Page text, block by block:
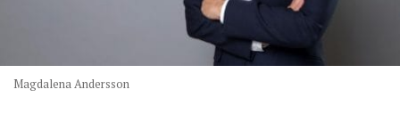
Magdalena Andersson